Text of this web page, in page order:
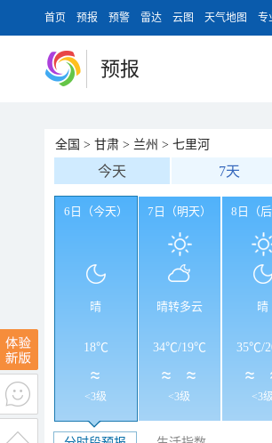
首页 预报 预警 雷达 云图 天气地图 专
预报
全国 > 甘肃 > 兰州 > 七里河
今天 7天
6日（今天）
晴
18℃
<3级
7日（明天）
晴转多云
34℃/19℃
<3级
8日（后
晴
35℃/
<3级